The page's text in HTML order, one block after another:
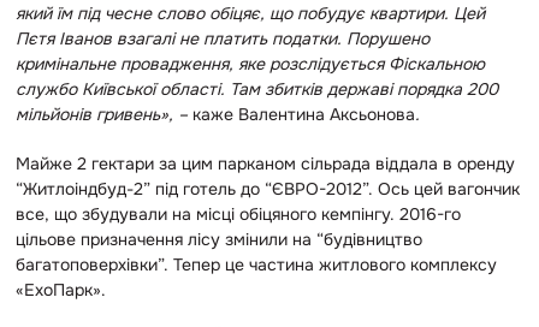
який їм під чесне слово обіцяє, що побудує квартири. Цей
Пєтя Іванов взагалі не платить податки. Порушено
кримінальне провадження, яке розслідується Фіскальною
службо Київської області. Там збитків державі порядка 200
мільйонів гривень», – каже Валентина Аксьонова.
Майже 2 гектари за цим парканом сільрада віддала в оренду
“Житлоіндбуд-2” під готель до “ЄВРО-2012”. Ось цей вагончик
все, що збудували на місці обіцяного кемпінгу. 2016-го
цільове призначення лісу змінили на “будівництво
багатоповерхівки”. Тепер це частина житлового комплексу
«ЕхоПарк».